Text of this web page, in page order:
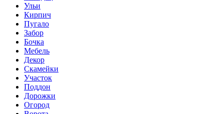
Ульи
Кирпич
Пугало
Забор
Бочка
Мебель
Декор
Скамейки
Участок
Поддон
Дорожки
Огород